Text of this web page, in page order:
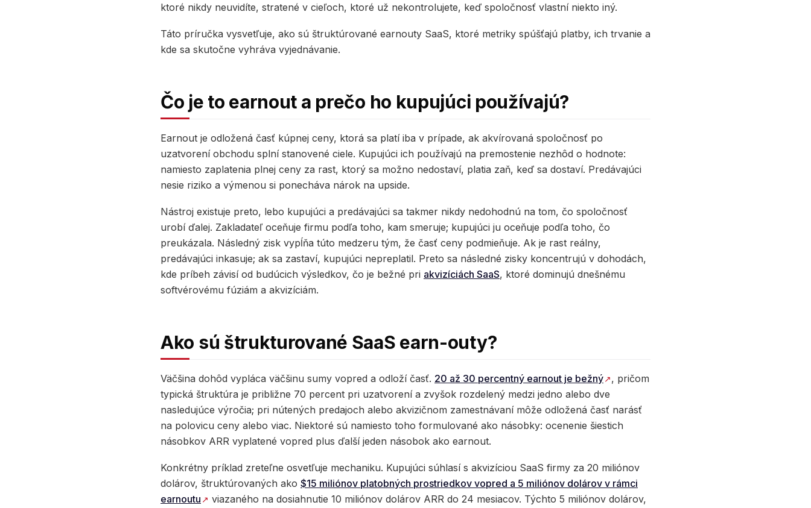
ktoré nikdy neuvidíte, stratené v cieľoch, ktoré už nekontrolujete, keď spoločnosť vlastní niekto iný.
Táto príručka vysvetľuje, ako sú štruktúrované earnouty SaaS, ktoré metriky spúšťajú platby, ich trvanie a
kde sa skutočne vyhráva vyjednávanie.
Čo je to earnout a prečo ho kupujúci používajú?
Earnout je odložená časť kúpnej ceny, ktorá sa platí iba v prípade, ak akvírovaná spoločnosť po
uzatvorení obchodu splní stanovené ciele. Kupujúci ich používajú na premostenie nezhôd o hodnote:
namiesto zaplatenia plnej ceny za rast, ktorý sa možno nedostaví, platia zaň, keď sa dostaví. Predávajúci
nesie riziko a výmenou si ponecháva nárok na upside.
Nástroj existuje preto, lebo kupujúci a predávajúci sa takmer nikdy nedohodnú na tom, čo spoločnosť
urobí ďalej. Zakladateľ oceňuje firmu podľa toho, kam smeruje; kupujúci ju oceňuje podľa toho, čo
preukázala. Následný zisk vypĺňa túto medzeru tým, že časť ceny podmieňuje. Ak je rast reálny,
predávajúci inkasuje; ak sa zastaví, kupujúci nepreplatil. Preto sa následné zisky koncentrujú v dohodách,
kde príbeh závisí od budúcich výsledkov, čo je bežné pri akvizíciách SaaS, ktoré dominujú dnešnému
softvérovému fúziám a akvizíciám.
Ako sú štrukturované SaaS earn-outy?
Väčšina dohôd vypláca väčšinu sumy vopred a odloží časť. 20 až 30 percentný earnout je bežný
, pričom
typická štruktúra je približne 70 percent pri uzatvorení a zvyšok rozdelený medzi jedno alebo dve
nasledujúce výročia; pri nútených predajoch alebo akvizičnom zamestnávaní môže odložená časť narásť
na polovicu ceny alebo viac. Niektoré sú namiesto toho formulované ako násobky: ocenenie šiestich
násobkov ARR vyplatené vopred plus ďalší jeden násobok ako earnout.
Konkrétny príklad zreteľne osvetľuje mechaniku. Kupujúci súhlasí s akvizíciou SaaS firmy za 20 miliónov
dolárov, štruktúrovaných ako $15 miliónov platobných prostriedkov vopred a 5 miliónov dolárov v rámci
earnoutu
viazaného na dosiahnutie 10 miliónov dolárov ARR do 24 mesiacov. Týchto 5 miliónov dolárov,